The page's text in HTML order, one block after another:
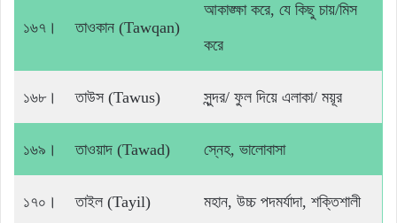
১৬৭। তাওকান (Tawqan)
আকাঙ্ক্ষা করে, যে কিছু চায়/মিস
করে
১৬৮। তাউস (Tawus) সুন্দর/ ফুল দিয়ে এলাকা/ ময়ূর
১৬৯। তাওয়াদ (Tawad) স্নেহ, ভালোবাসা
১৭০। তাইল (Tayil) মহান, উচ্চ পদমর্যাদা, শক্তিশালী